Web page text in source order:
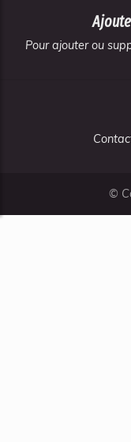
Pour ajouter ou
©